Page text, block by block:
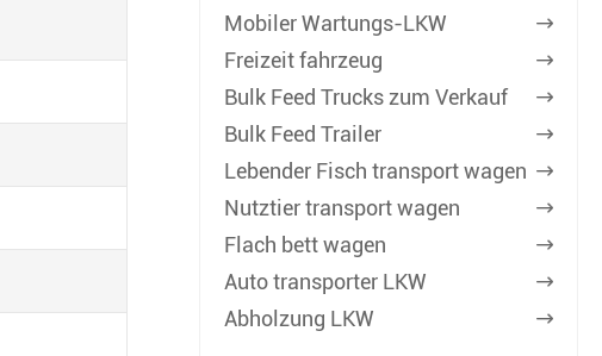
Mobiler Wartungs-LKW 
Freizeit fahrzeug 
Bulk Feed Trucks zum Verkauf 
Bulk Feed Trailer 
Lebender Fisch transport wagen 
Nutztier transport wagen 
Flach bett wagen 
Auto transporter LKW 
Abholzung LKW 